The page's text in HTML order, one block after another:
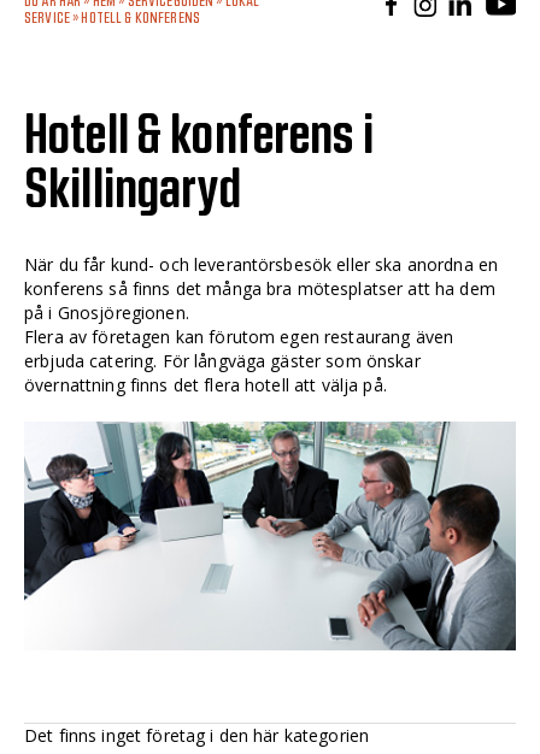
SERVICE» HOTELL & KONFERENS
Hotell & konferens i
Skillingaryd
När du får kund- och leverantörsbesök eller ska anordna en
konferens så finns det många bra mötesplatser att ha dem
på i Gnosjöregionen.
Flera av företagen kan förutom egen restaurang även
erbjuda catering. För långväga gäster som önskar
övernattning finns det flera hotell att välja på.
Det finns inget företag i den här kategorien